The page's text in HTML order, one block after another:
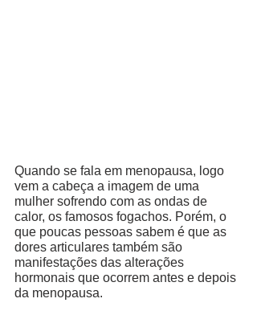
Quando se fala em menopausa, logo
vem a cabeça a imagem de uma
mulher sofrendo com as ondas de
calor, os famosos fogachos. Porém, o
que poucas pessoas sabem é que as
dores articulares também são
manifestações das alterações
hormonais que ocorrem antes e depois
da menopausa.